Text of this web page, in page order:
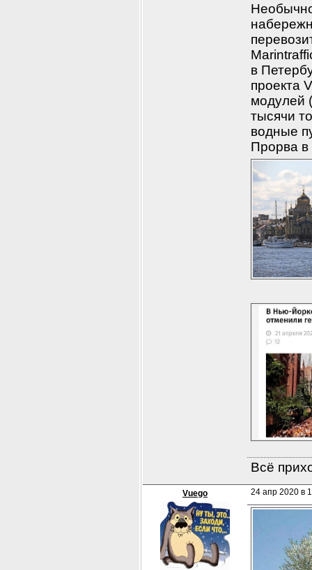
в
проекта
модулей
тысячи
водные
Прорва в
Всё
Vuego 24 апр 2020 в